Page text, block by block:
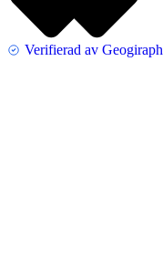
Verifierad av Geogiraph